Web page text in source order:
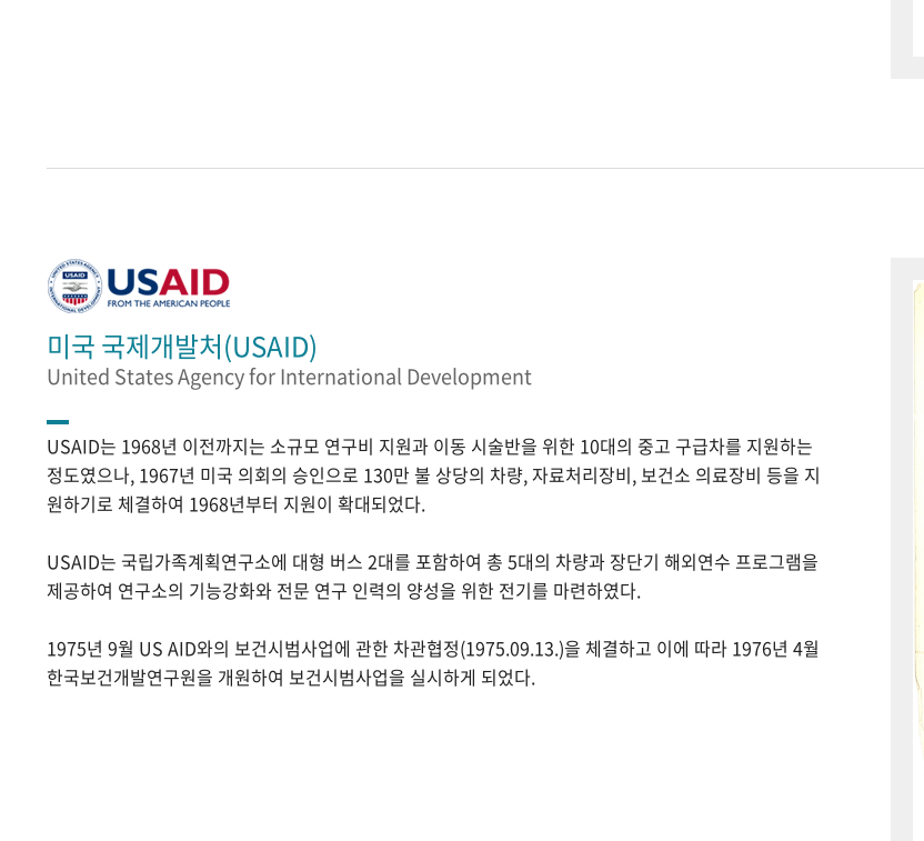
미국 국제개발처(USAID)
United States Agency for International Development
USAID는 1968년 이전까지는 소규모 연구비 지원과 이동 시술반을 위한 10대의 중고 구급차를 지원하는
정도였으나, 1967년 미국 의회의 승인으로 130만 불 상당의 차량, 자료처리장비, 보건소 의료장비 등을 지
원하기로 체결하여 1968년부터 지원이 확대되었다.
USAID는 국립가족계획연구소에 대형 버스 2대를 포함하여 총 5대의 차량과 장단기 해외연수 프로그램을
제공하여 연구소의 기능강화와 전문 연구 인력의 양성을 위한 전기를 마련하였다.
1975년 9월 US AID와의 보건시범사업에 관한 차관협정(1975.09.13.)을 체결하고 이에 따라 1976년 4월
한국보건개발연구원을 개원하여 보건시범사업을 실시하게 되었다.